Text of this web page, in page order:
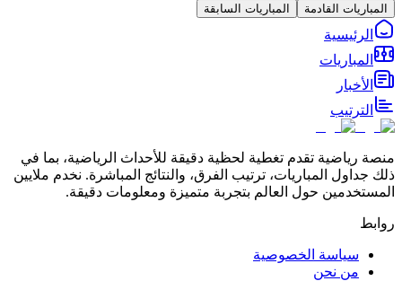
المباريات القادمة المباريات السابقة
الرئيسية
المباريات
الأخبار
الترتيب
منصة رياضية تقدم تغطية لحظية دقيقة للأحداث الرياضية، بما في
ذلك جداول المباريات، ترتيب الفرق، والنتائج المباشرة. نخدم ملايين
المستخدمين حول العالم بتجربة متميزة ومعلومات دقيقة.
روابط
سياسة الخصوصية
من نحن